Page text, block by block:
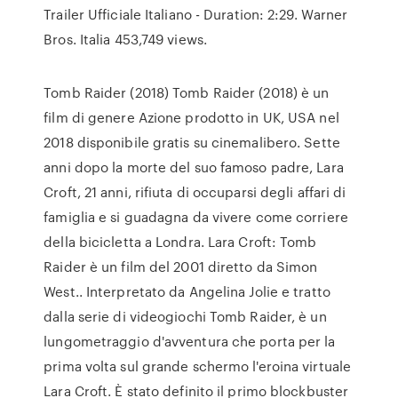
Trailer Ufficiale Italiano - Duration: 2:29. Warner
Bros. Italia 453,749 views.
Tomb Raider (2018) Tomb Raider (2018) è un
film di genere Azione prodotto in UK, USA nel
2018 disponibile gratis su cinemalibero. Sette
anni dopo la morte del suo famoso padre, Lara
Croft, 21 anni, rifiuta di occuparsi degli affari di
famiglia e si guadagna da vivere come corriere
della bicicletta a Londra. Lara Croft: Tomb
Raider è un film del 2001 diretto da Simon
West.. Interpretato da Angelina Jolie e tratto
dalla serie di videogiochi Tomb Raider, è un
lungometraggio d'avventura che porta per la
prima volta sul grande schermo l'eroina virtuale
Lara Croft. È stato definito il primo blockbuster